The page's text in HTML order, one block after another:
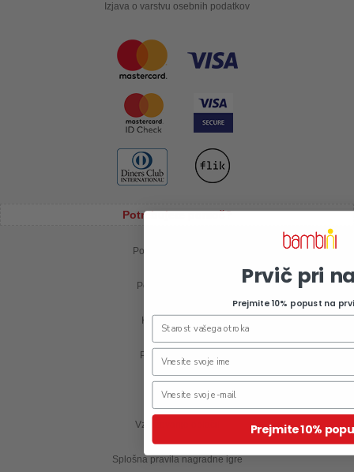
Izjava o varstvu osebnih podatkov
Potrebujete pomoč?
Pomoč uporabnikom
Pogosta vprašanja
Kontaktirajte nas
Postopek nakupa
Moj profil
Vzdrževanje oblačil
Splošna pravila nagradne igre
Prvič pri
Prejmite 10% popust na
Prejmite 10%